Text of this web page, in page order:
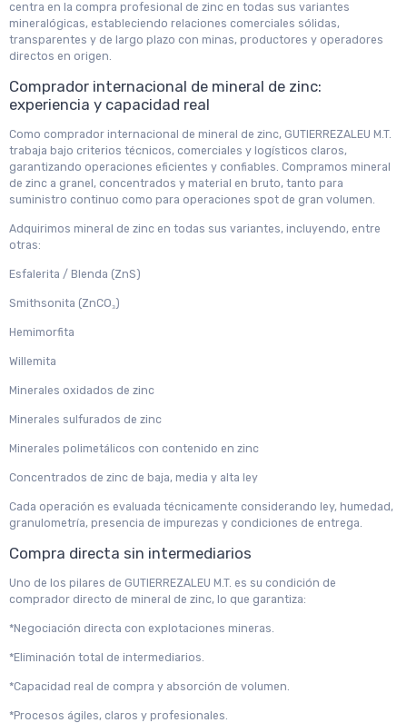
centra en la compra profesional de zinc en todas sus variantes
mineralógicas, estableciendo relaciones comerciales sólidas,
transparentes y de largo plazo con minas, productores y operadores
directos en origen.
Comprador internacional de mineral de zinc:
experiencia y capacidad real
Como comprador internacional de mineral de zinc, GUTIERREZALEU M.T.
trabaja bajo criterios técnicos, comerciales y logísticos claros,
garantizando operaciones eficientes y confiables. Compramos mineral
de zinc a granel, concentrados y material en bruto, tanto para
suministro continuo como para operaciones spot de gran volumen.
Adquirimos mineral de zinc en todas sus variantes, incluyendo, entre
otras:
Esfalerita / Blenda (ZnS)
Smithsonita (ZnCO₃)
Hemimorfita
Willemita
Minerales oxidados de zinc
Minerales sulfurados de zinc
Minerales polimetálicos con contenido en zinc
Concentrados de zinc de baja, media y alta ley
Cada operación es evaluada técnicamente considerando ley, humedad,
granulometría, presencia de impurezas y condiciones de entrega.
Compra directa sin intermediarios
Uno de los pilares de GUTIERREZALEU M.T. es su condición de
comprador directo de mineral de zinc, lo que garantiza:
*Negociación directa con explotaciones mineras.
*Eliminación total de intermediarios.
*Capacidad real de compra y absorción de volumen.
*Procesos ágiles, claros y profesionales.